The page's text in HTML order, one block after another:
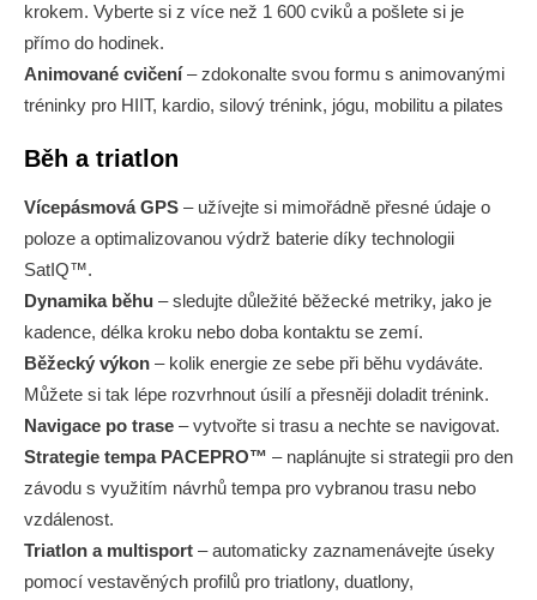
krokem. Vyberte si z více než 1 600 cviků a pošlete si je
přímo do hodinek.
Animované cvičení– zdokonalte svou formu s animovanými
tréninky pro HIIT, kardio, silový trénink, jógu, mobilitu a pilates
Běh a triatlon
Vícepásmová GPS – užívejte si mimořádně přesné údaje o
poloze a optimalizovanou výdrž baterie díky technologii
SatIQ™.
Dynamika běhu – sledujte důležité běžecké metriky, jako je
kadence, délka kroku nebo doba kontaktu se zemí.
Běžecký výkon – kolik energie ze sebe při běhu vydáváte.
Můžete si tak lépe rozvrhnout úsilí a přesněji doladit trénink.
Navigace po trase – vytvořte si trasu a nechte se navigovat.
Strategie tempa PACEPRO™ – naplánujte si strategii pro den
závodu s využitím návrhů tempa pro vybranou trasu nebo
vzdálenost.
Triatlon a multisport – automaticky zaznamenávejte úseky
pomocí vestavěných profilů pro triatlony, duatlony,